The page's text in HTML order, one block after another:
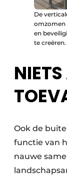
De
omzomen
en
te
Ook de
functie van
nauwe